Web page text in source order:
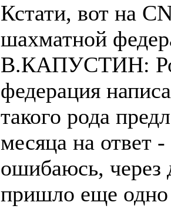
Кстати, вот на
шахматной
В.КАПУСТИН:
федерация
такого рода
месяца на ответ
ошибаюсь, через
пришло еще одно